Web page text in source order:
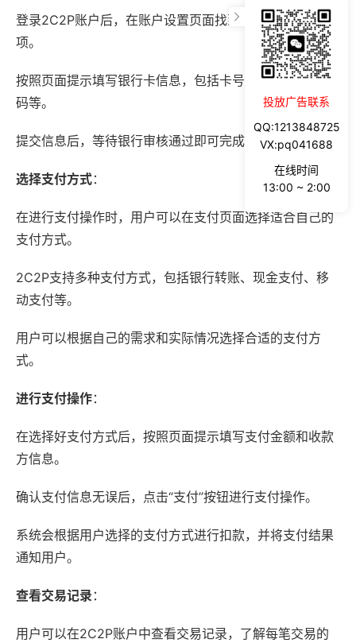
登录2C2P账户后，在账户设置页面找到“绑定银行卡”选
项。
按照页面提示填写银行卡信息，包括卡号、有效期、安全
码等。
提交信息后，等待银行审核通过即可完成银行卡绑定。
选择支付方式：
在进行支付操作时，用户可以在支付页面选择适合自己的
支付方式。
2C2P支持多种支付方式，包括银行转账、现金支付、移
动支付等。
用户可以根据自己的需求和实际情况选择合适的支付方
式。
进行支付操作：
在选择好支付方式后，按照页面提示填写支付金额和收款
方信息。
确认支付信息无误后，点击“支付”按钮进行支付操作。
系统会根据用户选择的支付方式进行扣款，并将支付结果
通知用户。
查看交易记录 ：
用户可以在2C2P账户中查看交易记录，了解每笔交易的
投放广告联系
QQ:1213848725
VX:pq041688
在线时间
13:00 ~ 2:00